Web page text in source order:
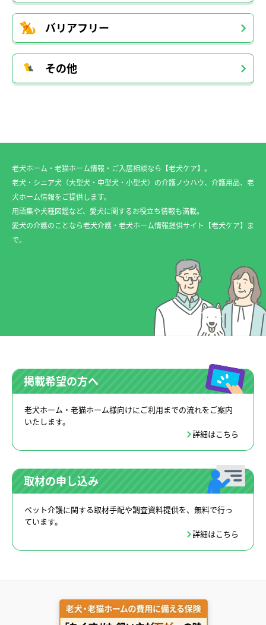
バリアフリー
その他
老犬ホーム・老猫ホーム情報・ご入居相談なら【老犬ケア】。
老犬・シニア犬（大型犬・中型犬・小型犬）の介護ノウハウ、介護用品、老
犬ホーム情報をご提供します。
用語集や犬種図鑑など、愛犬に関するお役立ち情報も満載。
愛犬の介護のことなら老犬介護・老犬ホーム情報提供サイト【老犬ケア】ま
で。
掲載希望の方へ
老犬ホーム・老猫ホーム様向けにご利用までの流れをご案内
いたします。
詳細はこちら
取材の申し込み
ペット介護に関する取材手配や調査資料提供を、無料で行っ
ています。
詳細はこちら